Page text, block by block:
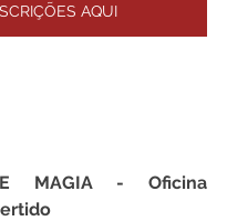
AQUI
MAGIA - Oficina